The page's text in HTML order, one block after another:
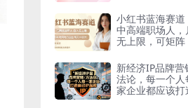
小红书蓝海赛道
中高端职场人，
无上限，可矩阵
新经济IP品牌营
法论，每一个人
家企业都应该打